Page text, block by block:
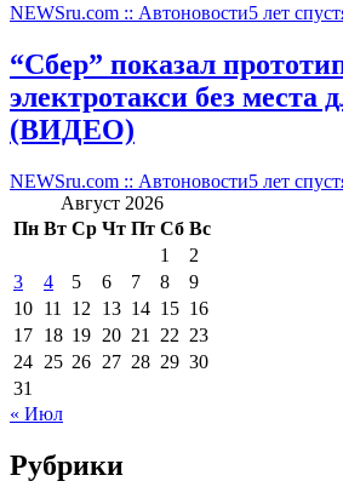
NEWSru.com :: Автоновости5 лет
“Сбер” показал
электротакси без места
(ВИДЕО)
NEWSru.com :: Автоновости5 лет
Август 2026
Пн Вт Ср Чт Пт Сб Вс
1
2
3
4 5 6 7 8
9
10 11 12 13 14 15 16
17 18 19 20 21 22 23
24 25 26 27 28 29 30
31
« Июл
Рубрики